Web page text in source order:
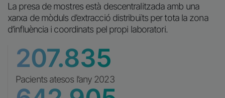
La presa de mostres està descentralitzada amb una
xarxa de mòduls d’extracció distribuïts per tota la zona
d’influència i coordinats pel propi laboratori.
207.835
Pacients atesos l’any 2023